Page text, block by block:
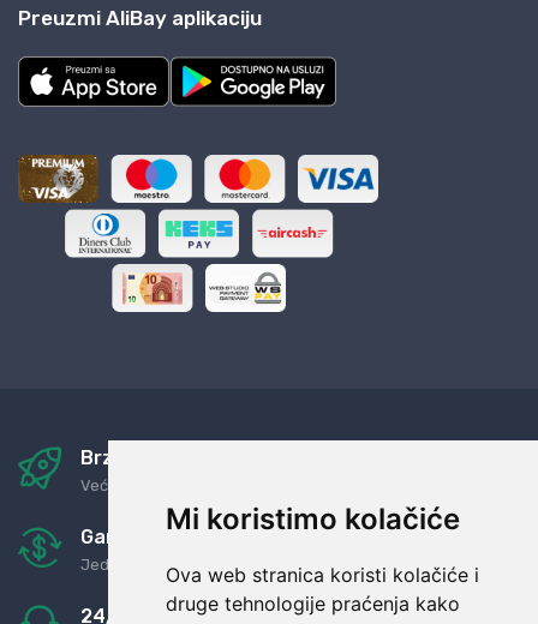
Mi koristimo kolačiće
Ova web stranica koristi kolačiće i
druge tehnologije praćenja kako
Preuzmi AliBay aplikaciju
Brza i sigurna dostava
Već za nekoliko dana kod vas
Garancija u povrat novaca
Jednostavno pravilo: Roba za novac
24/7 odlična podrška